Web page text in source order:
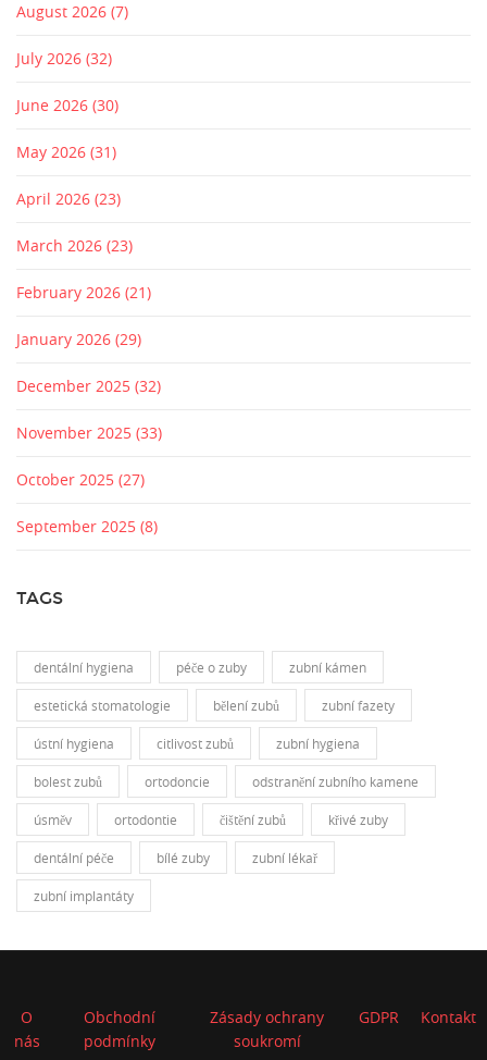
August 2026 (7)
July 2026 (32)
June 2026 (30)
May 2026 (31)
April 2026 (23)
March 2026 (23)
February 2026 (21)
January 2026 (29)
December 2025 (32)
November 2025 (33)
October 2025 (27)
September 2025 (8)
TAGS
dentální hygiena péče o zuby zubní kámen
estetická stomatologie bělení zubů zubní fazety
ústní hygiena citlivost zubů zubní hygiena
bolest zubů ortodoncie odstranění zubního kamene
úsměv ortodontie čištění zubů křivé zuby
dentální péče bílé zuby zubní lékař
zubní implantáty
O
nás
Obchodní
podmínky
Zásady ochrany
soukromí
GDPR Kontakt